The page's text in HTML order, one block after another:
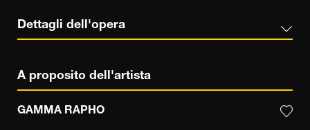
Dettagli dell'opera
A proposito dell'artista
GAMMA RAPHO